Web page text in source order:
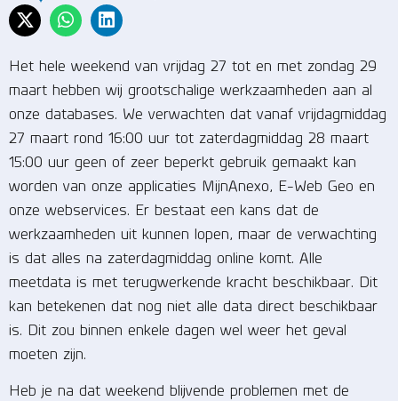
Het hele weekend van vrijdag 27 tot en met zondag 29
maart hebben wij grootschalige werkzaamheden aan al
onze databases. We verwachten dat vanaf vrijdagmiddag
27 maart rond 16:00 uur tot zaterdagmiddag 28 maart
15:00 uur geen of zeer beperkt gebruik gemaakt kan
worden van onze applicaties MijnAnexo, E-Web Geo en
onze webservices. Er bestaat een kans dat de
werkzaamheden uit kunnen lopen, maar de verwachting
is dat alles na zaterdagmiddag online komt. Alle
meetdata is met terugwerkende kracht beschikbaar. Dit
kan betekenen dat nog niet alle data direct beschikbaar
is. Dit zou binnen enkele dagen wel weer het geval
moeten zijn.
Heb je na dat weekend blijvende problemen met de